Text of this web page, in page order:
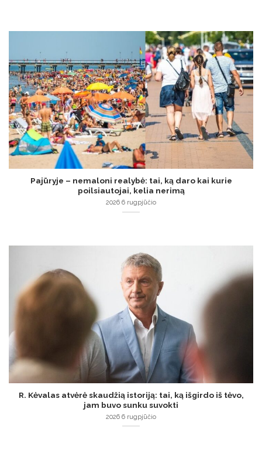
Pajūryje – nemaloni realybė: tai, ką daro kai kurie
poilsiautojai, kelia nerimą
2026 6 rugpjūčio
R. Kėvalas atvėrė skaudžią istoriją: tai, ką išgirdo iš tėvo,
jam buvo sunku suvokti
2026 6 rugpjūčio